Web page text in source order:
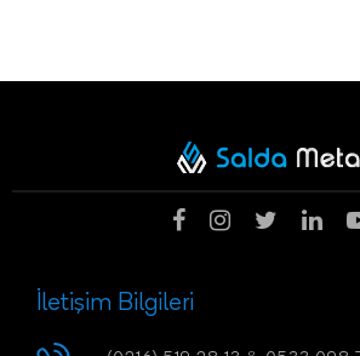
İletişim Bilgileri